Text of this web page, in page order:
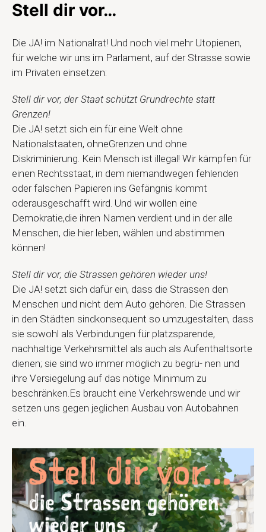
Stell dir vor…
Die JA! im Nationalrat! Und noch viel mehr Utopienen,
für welche wir uns im Parlament, auf der Strasse sowie
im Privaten einsetzen:
Stell dir vor, der Staat schützt Grundrechte statt
Grenzen!
Die JA! setzt sich ein für eine Welt ohne
Nationalstaaten, ohneGrenzen und ohne
Diskriminierung. Kein Mensch ist illegal! Wir kämpfen für
einen Rechtsstaat, in dem niemandwegen fehlenden
oder falschen Papieren ins Gefängnis kommt
oderausgeschafft wird. Und wir wollen eine
Demokratie,die ihren Namen verdient und in der alle
Menschen, die hier leben, wählen und abstimmen
können!
Stell dir vor, die Strassen gehören wieder uns!
Die JA! setzt sich dafür ein, dass die Strassen den
Menschen und nicht dem Auto gehören. Die Strassen
in den Städten sindkonsequent so umzugestalten, dass
sie sowohl als Verbindungen für platzsparende,
nachhaltige Verkehrsmittel als auch als Aufenthaltsorte
dienen; sie sind wo immer möglich zu begrü- nen und
ihre Versiegelung auf das nötige Minimum zu
beschränken.Es braucht eine Verkehrswende und wir
setzen uns gegen jeglichen Ausbau von Autobahnen
ein.